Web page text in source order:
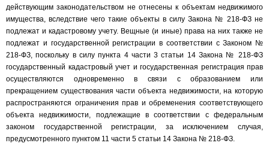
действующим законодательством не отнесены к объектам недвижимого
имущества, вследствие чего такие объекты в силу Закона № 218-ФЗ не
подлежат и кадастровому учету. Вещные (и иные) права на них также не
подлежат и государственной регистрации в соответствии с Законом №
218-ФЗ, поскольку в силу пункта 4 части 3 статьи 14 Закона № 218-ФЗ
государственный кадастровый учет и государственная регистрация прав
осуществляются одновременно в связи с образованием или
прекращением существования части объекта недвижимости, на которую
распространяются ограничения прав и обременения соответствующего
объекта недвижимости, подлежащие в соответствии с федеральным
законом государственной регистрации, за исключением случая,
предусмотренного пунктом 11 части 5 статьи 14 Закона № 218-ФЗ.